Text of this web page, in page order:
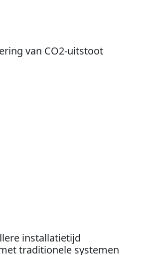
van CO2-uitstoot
installatietijd
traditionele systemen